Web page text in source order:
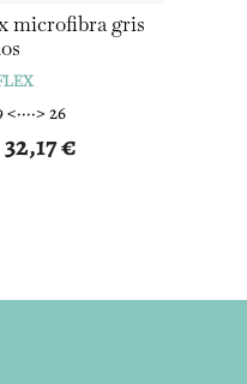
microfibra gris
26
El
precio
32,17€El
precio